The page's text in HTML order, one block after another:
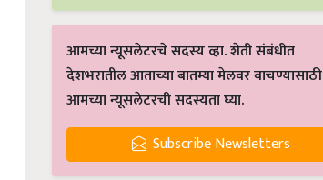
आमच्या न्यूसलेटरचे सदस्य व्हा. शेती संबंधीत
देशभरातील आताच्या बातम्या मेलवर वाचण्यासाठी
आमच्या न्यूसलेटरची सदस्यता घ्या.
Subscribe Newsletters